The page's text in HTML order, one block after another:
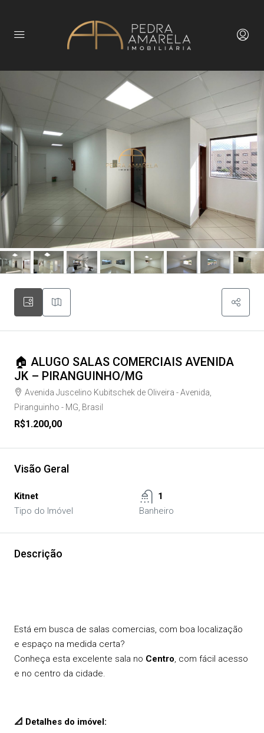
🏠 ALUGO SALAS COMERCIAIS AVENIDA
JK – PIRANGUINHO/MG
Avenida Juscelino Kubitschek de Oliveira - Avenida,
Piranguinho - MG, Brasil
R$1.200,00
Visão Geral
Kitnet
Tipo do Imóvel
1
Banheiro
Descrição
Está em busca de salas comercias, com boa localização
e espaço na medida certa?
Conheça esta excelente sala no Centro, com fácil acesso
e no centro da cidade.
📐 Detalhes do imóvel: